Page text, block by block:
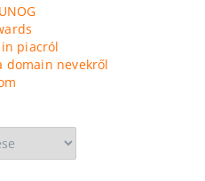
piacról
domain nevekről